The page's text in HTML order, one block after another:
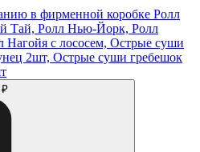
в фирменной коробке Ролл
Тай, Ролл Нью-Йорк, Ролл
Нагойя с лососем, Острые суши
2шт, Острые суши гребешок
₽